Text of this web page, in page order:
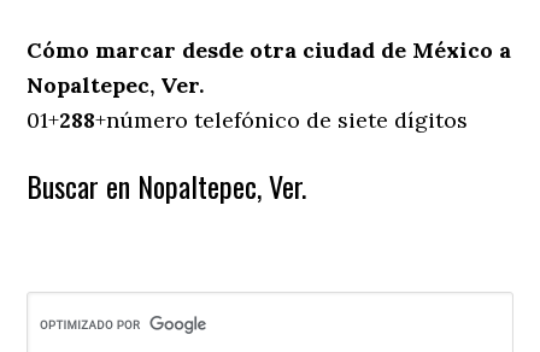
Cómo marcar desde otra ciudad de México a
Nopaltepec, Ver.
01+288+número telefónico de siete dígitos
Buscar en Nopaltepec, Ver.